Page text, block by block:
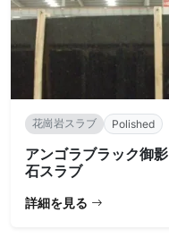
花崗岩スラブ Polished
アンゴラブラック御影
石スラブ
詳細を見る